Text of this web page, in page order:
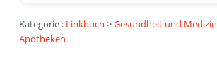
Kategorie : Linkbuch >Gesundheit und Medizin
Apotheken